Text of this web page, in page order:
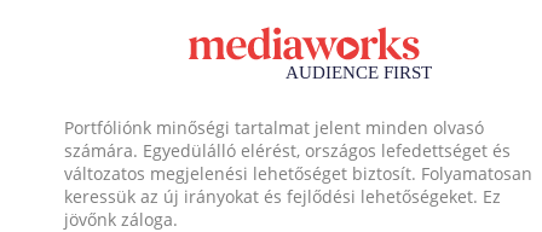
Portfóliónk minőségi tartalmat jelent minden olvasó
számára. Egyedülálló elérést, országos lefedettséget és
változatos megjelenési lehetőséget biztosít. Folyamatosan
keressük az új irányokat és fejlődési lehetőségeket. Ez
jövőnk záloga.